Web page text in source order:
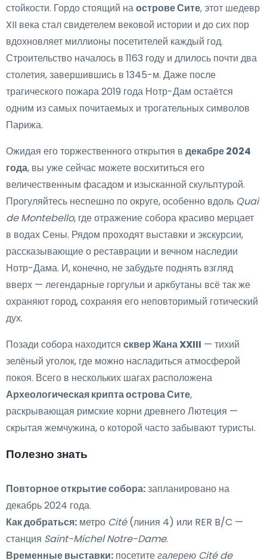
стойкости. Гордо стоящий наострове Сите, этот шедевр
XII века стал свидетелем вековой истории и до сих пор
вдохновляет миллионы посетителей каждый год.
Строительство началось в 1163 году и длилось почти два
столетия, завершившись в 1345-м. Даже после
трагического пожара 2019 года Нотр-Дам остаётся
одним из самых почитаемых и трогательных символов
Парижа.
Ожидая его торжественного открытия в декабре 2024
года, вы уже сейчас можете восхититься его
величественным фасадом и изысканной скульптурой.
Прогуляйтесь неспешно по округе, особенно вдоль Quai
de Montebello, где отражение собора красиво мерцает
в водах Сены. Рядом проходят выставки и экскурсии,
рассказывающие о реставрации и вечном наследии
Нотр-Дама. И, конечно, не забудьте поднять взгляд
вверх — легендарные горгульи и аркбутаны всё так же
охраняют город, сохраняя его неповторимый готический
дух.
Позади собора находится сквер Жана XXIII — тихий
зелёный уголок, где можно насладиться атмосферой
покоя. Всего в нескольких шагах расположена
Археологическая крипта острова Сите,
раскрывающая римские корни древнего Лютеция —
скрытая жемчужина, о которой часто забывают туристы.
Полезно знать
Повторное открытие собора:запланировано на
декабрь 2024 года.
Как добраться: метро Cité(линия 4) или RER B/C —
станция Saint-Michel Notre-Dame.
Временные выставки: посетитегалерею Cité de